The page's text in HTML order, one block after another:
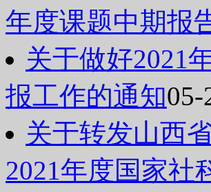
年度课题中期报
关于做好2021
报工作的通知05-
关于转发山西
2021年度国家社